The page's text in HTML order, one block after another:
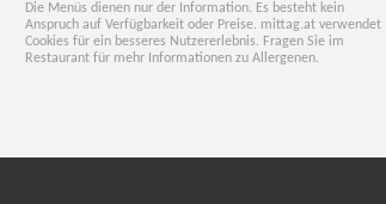
Die Menüs dienen nur der Information. Es besteht kein
Anspruch auf Verfügbarkeit oder Preise. mittag.at verwendet
Cookies für ein besseres Nutzererlebnis. Fragen Sie im
Restaurant für mehr Informationen zu Allergenen.